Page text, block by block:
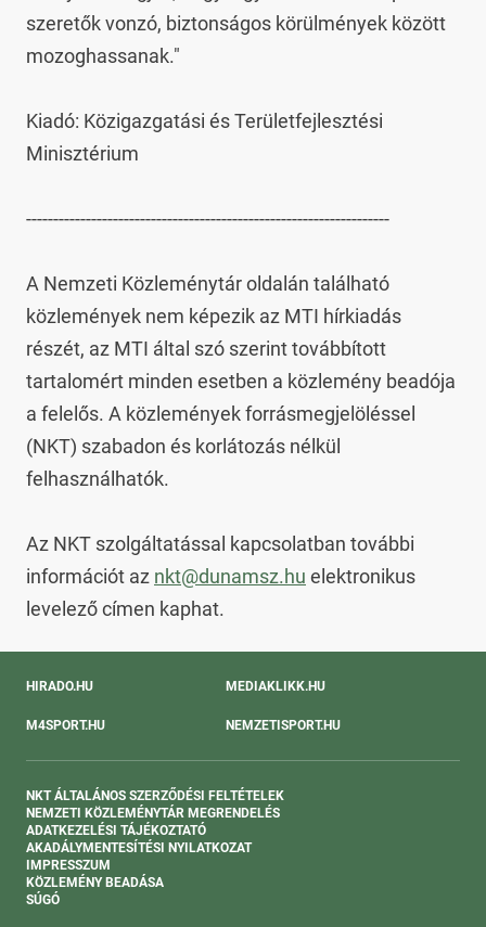
szeretők vonzó, biztonságos körülmények között
mozoghassanak."
Kiadó: Közigazgatási és Területfejlesztési
Minisztérium
-------------------------------------------------------------------
A Nemzeti Közleménytár oldalán található
közlemények nem képezik az MTI hírkiadás
részét, az MTI által szó szerint továbbított
tartalomért minden esetben a közlemény beadója
a felelős. A közlemények forrásmegjelöléssel
(NKT) szabadon és korlátozás nélkül
felhasználhatók.
Az NKT szolgáltatással kapcsolatban további
információt az nkt@dunamsz.hu elektronikus
levelező címen kaphat.
HIRADO.HU MEDIAKLIKK.HU
M4SPORT.HU NEMZETISPORT.HU
NKT ÁLTALÁNOS SZERZŐDÉSI FELTÉTELEK
NEMZETI KÖZLEMÉNYTÁR MEGRENDELÉS
ADATKEZELÉSI TÁJÉKOZTATÓ
AKADÁLYMENTESÍTÉSI NYILATKOZAT
IMPRESSZUM
KÖZLEMÉNY BEADÁSA
SÚGÓ